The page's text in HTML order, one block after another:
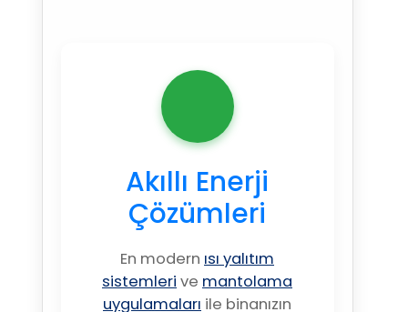
Akıllı Enerji
Çözümleri
En modern ısı yalıtım
sistemleri ve mantolama
uygulamaları ile binanızın